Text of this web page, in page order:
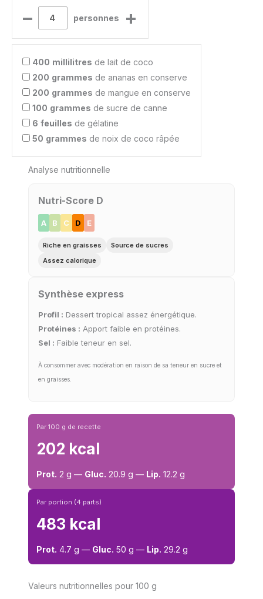
– personnes +
400 millilitres de lait de coco
200 grammes de ananas en conserve
200 grammes de mangue en conserve
100 grammes de sucre de canne
6 feuilles de gélatine
50 grammes de noix de coco râpée
Analyse nutritionnelle
Nutri-Score D
A B C D E
Riche en graisses
Source de sucres
Assez calorique
Synthèse express
Profil : Dessert tropical assez énergétique.
Protéines : Apport faible en protéines.
Sel : Faible teneur en sel.
À consommer avec modération en raison de sa teneur en sucre et
en graisses.
Par 100 g de recette
202 kcal
Prot. 2 g — Gluc. 20.9 g — Lip. 12.2 g
Par portion (4 parts)
483 kcal
Prot. 4.7 g — Gluc. 50 g — Lip. 29.2 g
Valeurs nutritionnelles pour 100 g